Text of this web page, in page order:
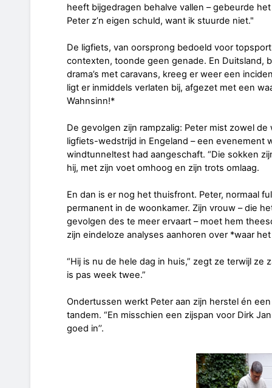
heeft bijgedragen behalve vallen – gebeurde
Peter z’n eigen schuld, want ik stuurde niet."
De ligfiets, van oorsprong bedoeld voor
contexten, toonde geen genade. En Duitsland,
drama’s met caravans, kreeg er weer een
ligt er inmiddels verlaten bij, afgezet met een
Wahnsinn!*
De gevolgen zijn rampzalig: Peter mist zowel
ligfiets-wedstrijd in Engeland – een evenement
windtunneltest had aangeschaft. “Die sokken
hij, met zijn voet omhoog en zijn trots omlaag.
En dan is er nog het thuisfront. Peter, normaal
permanent in de woonkamer. Zijn vrouw – die
gevolgen des te meer ervaart – moet hem
zijn eindeloze analyses aanhoren over *waar
“Hij is nu de hele dag in huis,” zegt ze terwijl ze
is pas week twee.”
Ondertussen werkt Peter aan zijn herstel én
tandem. “En misschien een zijspan voor Dirk
goed in’’.